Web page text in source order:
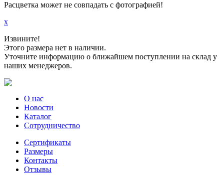
Расцветка может не совпадать с фотографией!
x
Извините!
Этого размера нет в наличии.
Уточните информацию о ближайшем поступлении на склад у
наших менеджеров.
О нас
Новости
Каталог
Сотрудничество
Сертификаты
Размеры
Контакты
Отзывы